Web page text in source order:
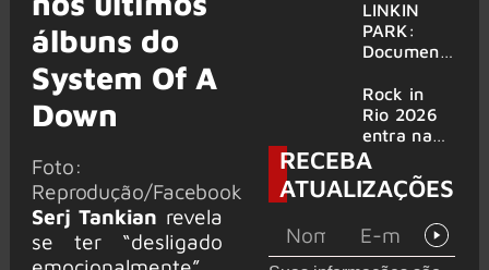
álbuns do
System Of A
Down
Foto:
Reprodução/Facebook
Serj Tankian revela
se ter “desligado
6 shows
amplia
line-up e
já
mais de 50
bandas
LINKIN
PARK:
Document
‘Unshatter’
e álbum ao
vivo são
anunciados
Rock in
Rio 2026
entra na
reta final
com
Cidade do
montagem
acelerada
RECEBA
ATUALIZAÇÕES